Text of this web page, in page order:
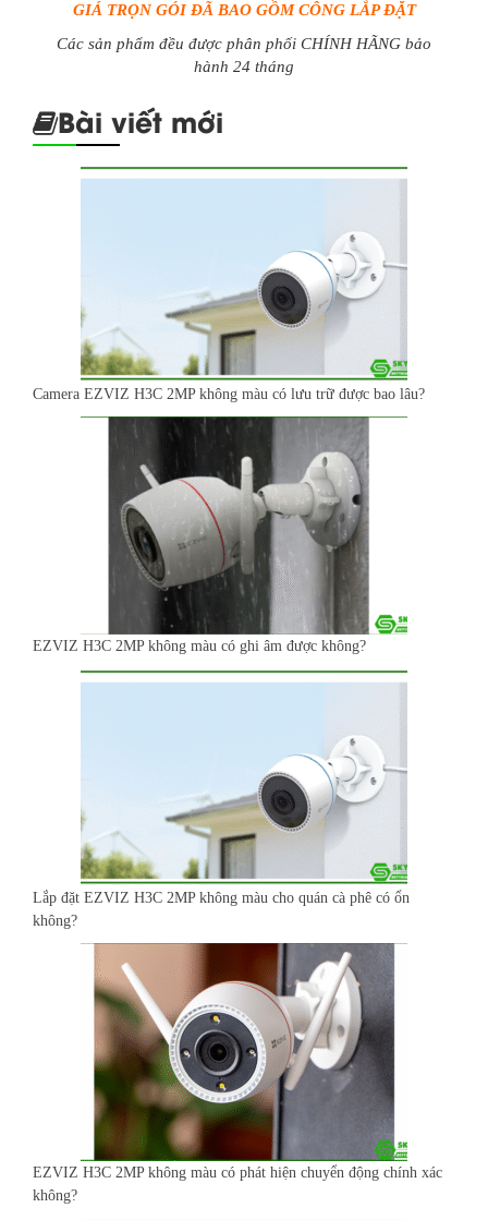
GIÁ TRỌN GÓI ĐÃ BAO GỒM CÔNG LẮP ĐẶT
Các sản phẩm đều được phân phối CHÍNH HÃNG bảo
hành 24 tháng
Bài viết mới
Camera EZVIZ H3C 2MP không màu có lưu trữ được bao lâu?
EZVIZ H3C 2MP không màu có ghi âm được không?
Lắp đặt EZVIZ H3C 2MP không màu cho quán cà phê có ổn
không?
EZVIZ H3C 2MP không màu có phát hiện chuyển động chính xác
không?